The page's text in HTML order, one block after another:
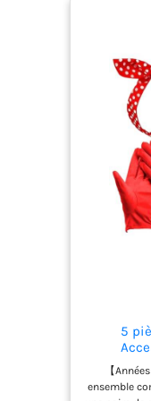
lisse,
légers et
peau et
lunettes
Large
femme
à thème
Halloween,
autres
services à
de nos
veuillez
5
rouges,
【
ensemble